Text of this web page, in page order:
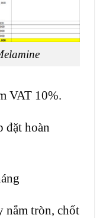
VAT 10%.
đặt hoàn
nắm tròn, chốt